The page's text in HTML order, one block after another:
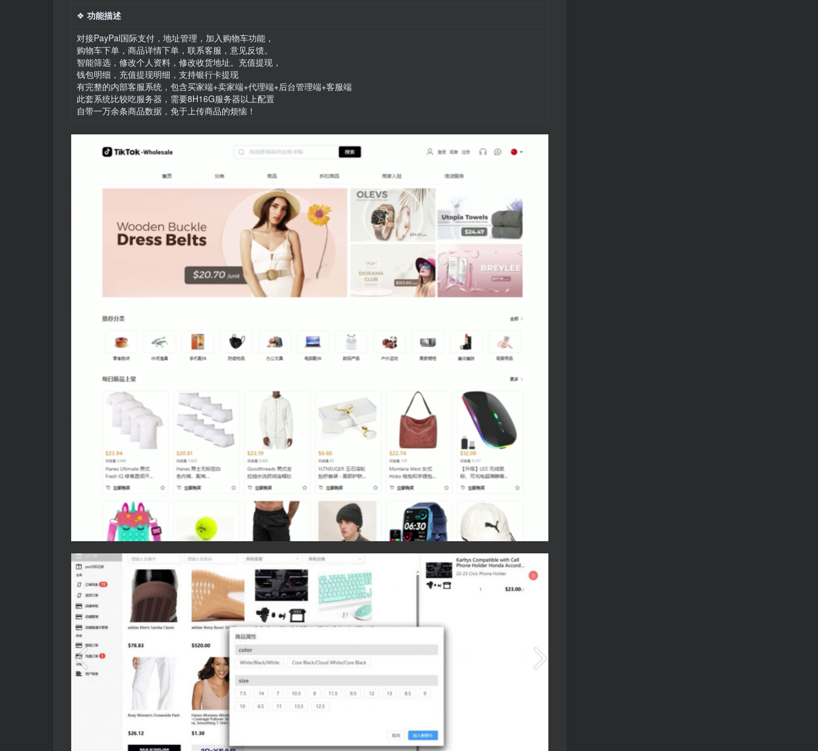
❖ 功能描述
对接PayPal国际支付，地址管理，加入购物车功能，
购物车下单，商品详情下单，联系客服，意见反馈。
智能筛选，修改个人资料，修改收货地址。充值提现，
钱包明细，充值提现明细，支持银行卡提现
有完整的内部客服系统，包含买家端+卖家端+代理端+后台管理端+客服端
此套系统比较吃服务器，需要8H16G服务器以上配置
自带一万余条商品数据，免于上传商品的烦恼！